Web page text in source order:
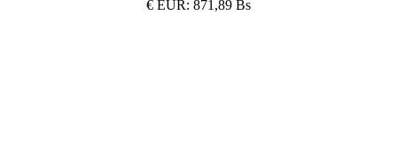
€ EUR: 871,89 Bs